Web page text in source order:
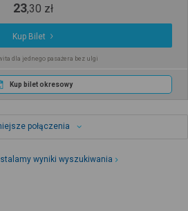
23,30 zł
Kup Bilet
dla jednego pasażera bez ulgi
Kup bilet okresowy
połączenia
wyniki wyszukiwania